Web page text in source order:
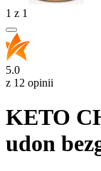
1 z 1
5.0
z 12 opinii
KETO
udon